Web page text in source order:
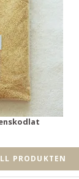
PRODUKTEN